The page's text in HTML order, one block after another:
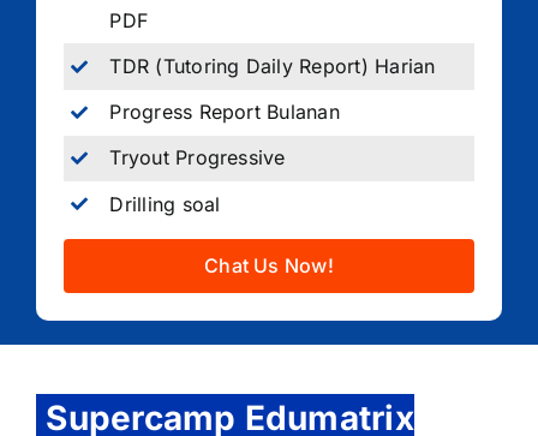
PDF
TDR (Tutoring Daily Report) Harian
Progress Report Bulanan
Tryout Progressive
Drilling soal
Chat Us Now!
Supercamp Edumatrix